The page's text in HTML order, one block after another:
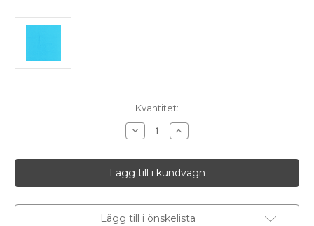
Kvantitet:
Minska
antalet
enfärgat
Öka
antalet
enfärgat
Lägg till i önskelista